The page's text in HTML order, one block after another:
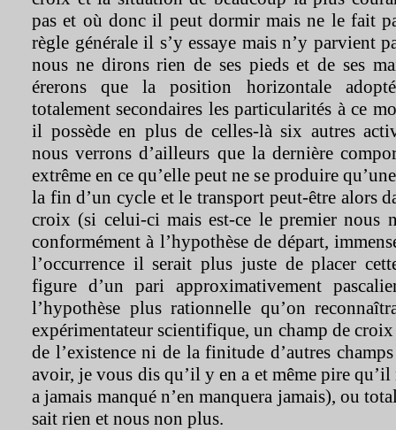
pas et où donc il peut dormir mais ne le fait
règle générale il s’y essaye mais n’y parvient
nous ne dirons rien de ses pieds et de ses
érerons que la position horizontale
totalement secondaires les particularités à ce
il possède en plus de celles-là six autres
nous verrons d’ailleurs que la dernière
extrême en ce qu’elle peut ne se produire
la fin d’un cycle et le transport peut-être alors
croix (si celui-ci mais est-ce le premier nous
conformément à l’hypothèse de départ,
l’occurrence il serait plus juste de placer
figure d’un pari approximativement
l’hypothèse plus rationnelle qu’on
expérimentateur scientifique, un champ de
de l’existence ni de la finitude d’autres
avoir, je vous dis qu’il y en a et même pire qu’il
a jamais manqué n’en manquera jamais), ou
sait rien et nous non plus.